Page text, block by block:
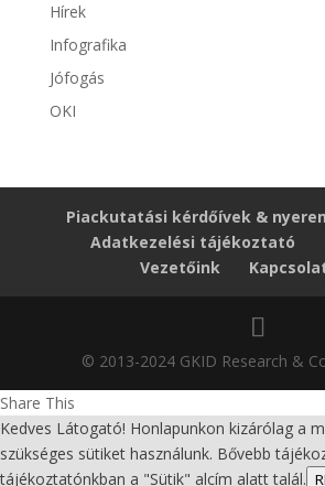
Hírek
Infografika
Jófogás
OKI
Piackutatási kérdőívek &
Adatkezelési tájékoztató
Vezetőink
© 2013-2024 GKID Research &
Share This
Kedves Látogató! Honlapunkon kizárólag a
szükséges sütiket használunk. Bővebb
tájékoztatónkban a "Sütik" alcím alatt talál.